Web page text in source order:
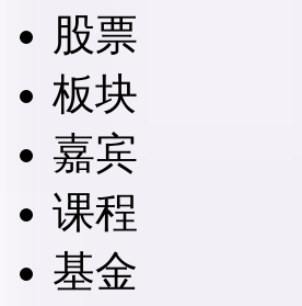
股票
板块
嘉宾
课程
基金